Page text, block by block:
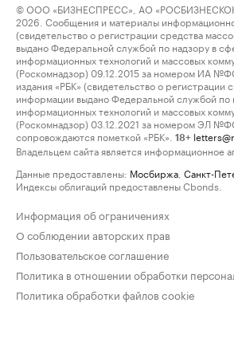
© ООО «БИЗНЕСПРЕСС», АО
2026. Сообщения и материалы
(свидетельство о регистрации средства
выдано Федеральной службой по надзору в
информационных технологий и массовых
(Роскомнадзор) 09.12.2015 за номером ИА
издания «РБК» (свидетельство о регистрации
информации выдано Федеральной службой по
информационных технологий и массовых
(Роскомнадзор) 03.12.2021 за номером ЭЛ
сопровождаются пометкой «РБК».
18+
Владельцем сайта является информационное
Данные предоставлены: Мосбиржа Санкт-
Индексы облигаций предоставлены Cbonds.
Информация об ограничениях
О соблюдении авторских прав
Пользовательское соглашение
Политика в отношении обработки
Политика обработки файлов cookie